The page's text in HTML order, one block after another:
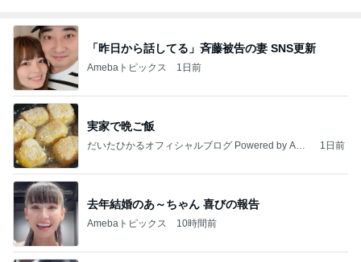
「昨日から話してる」斉藤被告の妻 SNS更新
Amebaトピックス 1日前
実家で晩ご飯
だいたひかるオフィシャルブログ Powered by Ame
1日前
去年結婚のあ～ちゃん 喜びの報告
Amebaトピックス 10時間前